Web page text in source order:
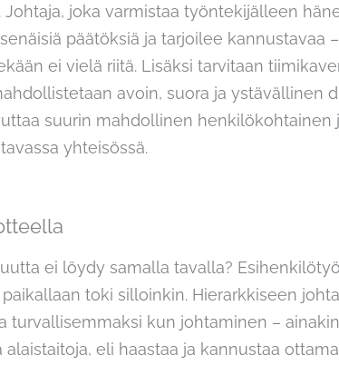
joka varmistaa työntekijälleen
päätöksiä ja tarjoilee kannustavaa
ei vielä riitä. Lisäksi tarvitaan
avoin, suora ja ystävällinen
suurin mahdollinen henkilökohtainen
yhteisössä.
ei löydy samalla tavalla?
toki silloinkin. Hierarkkiseen
kun johtaminen –
eli haastaa ja kannustaa